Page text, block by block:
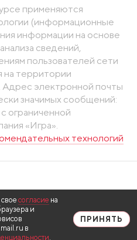
применяются
(информационные
информации на основе
сведений,
пользователей сети
на территории
электронной почты
значимых сообщений:
ограниченной
«Игра».
технологий
согласие на
и
в
.
ПРИНЯТЬ